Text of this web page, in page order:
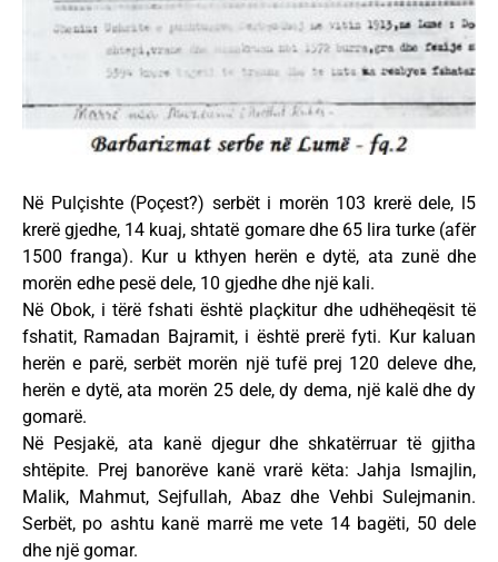
Në Pulçishte (Poçest?) serbët i morën 103 krerë dele, l5
krerë gjedhe, 14 kuaj, shtatë gomare dhe 65 lira turke (afër
1500 franga). Kur u kthyen herën e dytë, ata zunë dhe
morën edhe pesë dele, 10 gjedhe dhe një kali.
Në Obok, i tërë fshati është plaçkitur dhe udhëheqësit të
fshatit, Ramadan Bajramit, i është prerë fyti. Kur kaluan
herën e parë, serbët morën një tufë prej 120 deleve dhe,
herën e dytë, ata morën 25 dele, dy dema, një kalë dhe dy
gomarë.
Në Pesjakë, ata kanë djegur dhe shkatërruar të gjitha
shtëpite. Prej banorëve kanë vrarë këta: Jahja Ismajlin,
Malik, Mahmut, Sejfullah, Abaz dhe Vehbi Sulejmanin.
Serbët, po ashtu kanë marrë me vete 14 bagëti, 50 dele
dhe një gomar.